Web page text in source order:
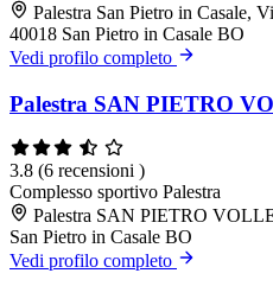
Palestra San Pietro in Casale,
40018 San Pietro in Casale BO
Vedi profilo completo
Palestra SAN PIETRO
3.8 (6 recensioni )
Complesso sportivo Palestra
Palestra SAN PIETRO
San Pietro in Casale BO
Vedi profilo completo